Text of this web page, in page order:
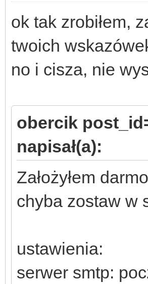
ok tak zrobiłem,
twoich
no i cisza, nie
obercik
napisał(a):
Założyłem
chyba zostaw w
ustawienia:
serwer smtp: